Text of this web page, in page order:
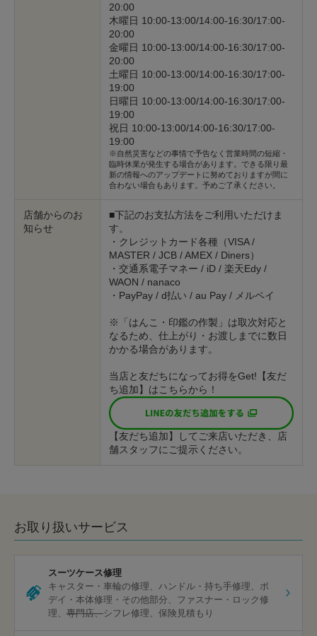
20:00
木曜日 10:00-13:00/14:00-16:30/17:00-
20:00
金曜日 10:00-13:00/14:00-16:30/17:00-
20:00
土曜日 10:00-13:00/14:00-16:30/17:00-
19:00
日曜日 10:00-13:00/14:00-16:30/17:00-
19:00
祝日 10:00-13:00/14:00-16:30/17:00-
19:00
※自然災害などの事情で予告なく営業時間の短縮・
臨時休業が発生する場合があります。できる限り最
新の情報へのアップデートに努めておりますが間に
合わない場合もあります。予めご了承ください。
店舗からのお
知らせ
■下記のお支払方法をご利用いただけま
す。
・クレジットカード各種（VISA /
MASTER / JCB / AMEX / Diners）
・交通系電子マネー / iD / 楽天Edy /
WAON / nanaco
・PayPay / d払い / au Pay / メルペイ
※「はんこ・印鑑の作製」は取次対応と
なるため、仕上がり・お渡しまでに数日
かかる場合があります。
当店と友だちになってお得をGet!【友だ
ち追加】はこちらから！
【友だち追加】してご来店いただき、店
舗スタッフにご提示ください。
お取り扱いサービス
スーツケース修理
キャスター・車輪の修理
ハンドル・持ち手修理
ボ
デイ・本体修理・その他部分
ファスナー・ロック修
理
専門店 シフレ修理 保険見積もり